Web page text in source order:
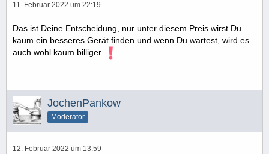
11. Februar 2022 um 22:19
Das ist Deine Entscheidung, nur unter diesem Preis wirst Du
kaum ein besseres Gerät finden und wenn Du wartest, wird es
auch wohl kaum billiger
JochenPankow
Moderator
12. Februar 2022 um 13:59